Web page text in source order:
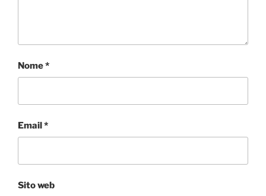
Nome*
Email*
Sito web